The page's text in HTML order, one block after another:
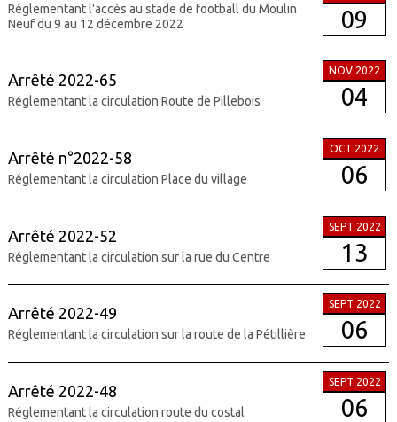
Réglementant l'accès au stade de football du Moulin
Neuf du 9 au 12 décembre 2022
09
Arrêté 2022-65
Réglementant la circulation Route de Pillebois
NOV 2022
04
Arrêté n°2022-58
Réglementant la circulation Place du village
OCT 2022
06
Arrêté 2022-52
Réglementant la circulation sur la rue du Centre
SEPT 2022
13
Arrêté 2022-49
Réglementant la circulation sur la route de la Pétillière
SEPT 2022
06
Arrêté 2022-48
Réglementant la circulation route du costal
SEPT 2022
06